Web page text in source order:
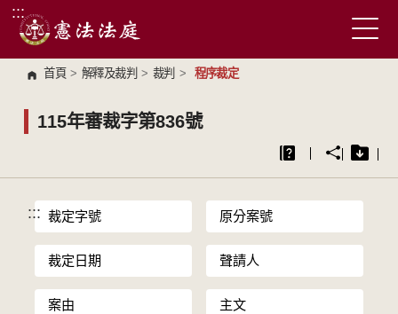
跳到主要內容區塊
:::
首頁 > 解釋及裁判 > 裁判 > 程序裁定
115年審裁字第836號
::: 裁定字號 原分案號
裁定日期 聲請人
案由 主文